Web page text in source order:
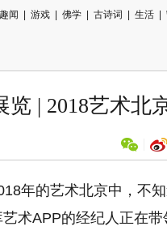
趣闻 游戏 佛学 古诗词 生活
| 2018艺术北
年的艺术北京中，不
术APP的经纪人正在